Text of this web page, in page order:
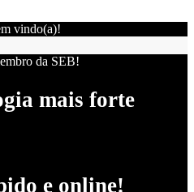
vindo(a)!
da SEB!
mais forte
e online!